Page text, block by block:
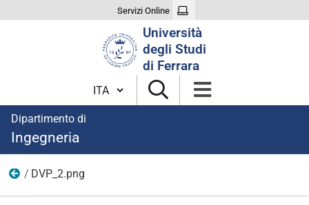
Servizi Online
Università
degli Studi
di Ferrara
Cambia lingua
Dipartimento di
Ingegneria
Immagini Gold Partnership
DVP_2.png